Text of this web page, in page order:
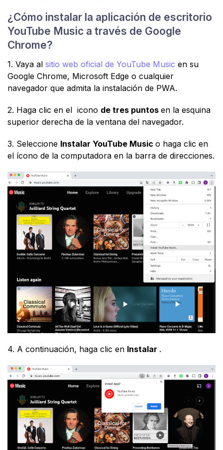
¿Cómo instalar la aplicación de escritorio
YouTube Music a través de Google
Chrome?
1. Vaya al sitio web oficial de YouTube Music en su
Google Chrome, Microsoft Edge o cualquier
navegador que admita la instalación de PWA.
2. Haga clic en el icono de tres puntos en la esquina
superior derecha de la ventana del navegador.
3. Seleccione Instalar YouTube Music o haga clic en
el ícono de la computadora en la barra de direcciones.
4. A continuación, haga clic en Instalar .